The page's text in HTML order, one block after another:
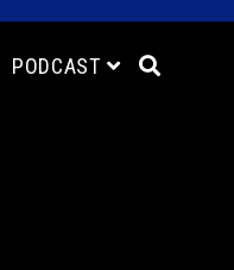
PODCAST